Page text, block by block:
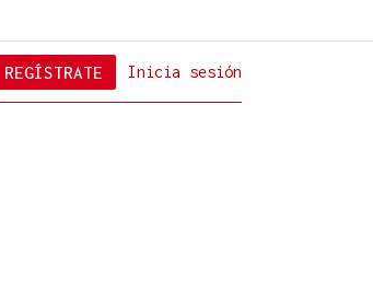
Inicia sesión
REGÍSTRATE